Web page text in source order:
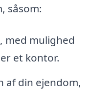
såsom:
med mulighed
et kontor.
af din ejendom,